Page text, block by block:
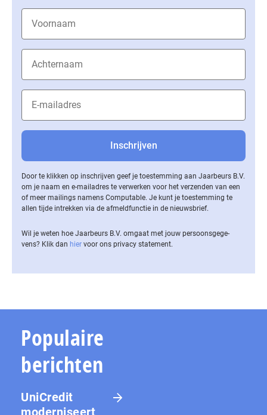
Door te klikken op inschrijven geef je toestemming aan Jaarbeurs B.V.
om je naam en e-mailadres te verwerken voor het verzenden van een
of meer mailings namens Computable. Je kunt je toestemming te
allen tijde intrekken via de af­meld­func­tie in de nieuwsbrief.
Wil je weten hoe Jaarbeurs B.V. omgaat met jouw per­soons­ge­ge­
vens? Klik dan hier voor ons privacy statement.
Populaire
berichten
UniCredit
moderniseert